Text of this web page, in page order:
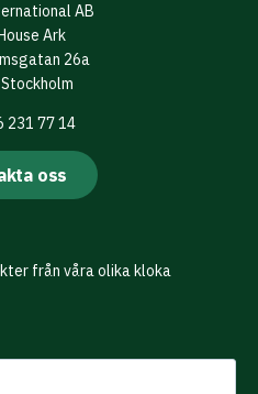
AB
Ark
26a
231 77 14
oss
från våra olika kloka